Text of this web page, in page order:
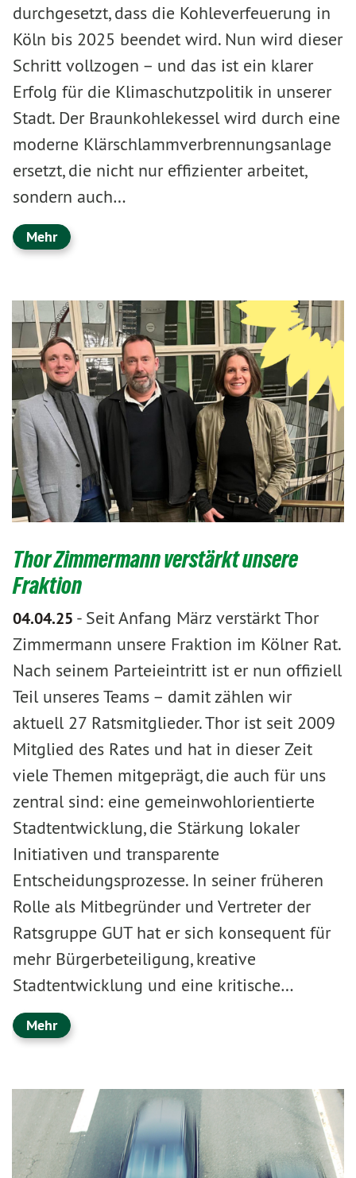
durchgesetzt, dass die Kohleverfeuerung in
Köln bis 2025 beendet wird. Nun wird dieser
Schritt vollzogen – und das ist ein klarer
Erfolg für die Klimaschutzpolitik in unserer
Stadt. Der Braunkohlekessel wird durch eine
moderne Klärschlammverbrennungsanlage
ersetzt, die nicht nur effizienter arbeitet,
sondern auch…
Mehr
Thor Zimmermann verstärkt unsere
Fraktion
04.04.25 - Seit Anfang März verstärkt Thor
Zimmermann unsere Fraktion im Kölner Rat.
Nach seinem Parteieintritt ist er nun offiziell
Teil unseres Teams – damit zählen wir
aktuell 27 Ratsmitglieder. Thor ist seit 2009
Mitglied des Rates und hat in dieser Zeit
viele Themen mitgeprägt, die auch für uns
zentral sind: eine gemeinwohlorientierte
Stadtentwicklung, die Stärkung lokaler
Initiativen und transparente
Entscheidungsprozesse. In seiner früheren
Rolle als Mitbegründer und Vertreter der
Ratsgruppe GUT hat er sich konsequent für
mehr Bürgerbeteiligung, kreative
Stadtentwicklung und eine kritische…
Mehr